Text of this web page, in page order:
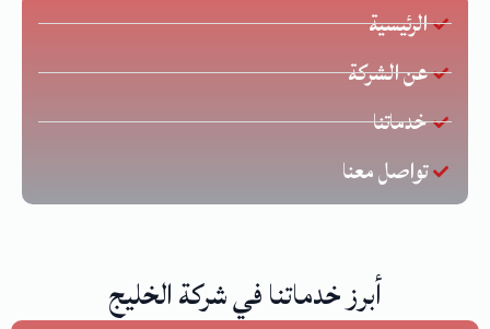
الرئيسية
عن الشركة
خدماتنا
تواصل معنا
أبرز خدماتنا في شركة الخليج